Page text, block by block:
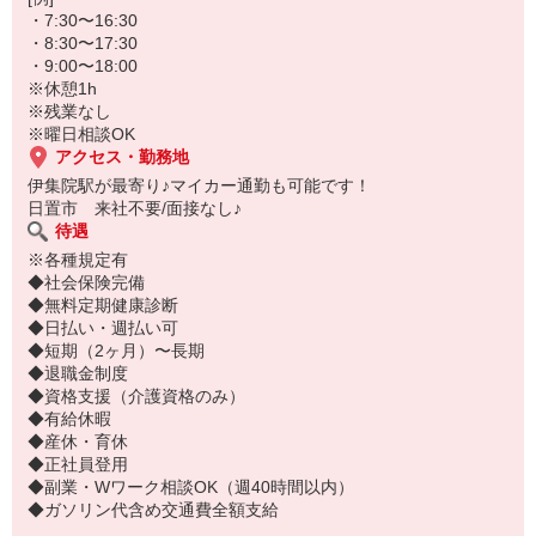
・7:30〜16:30
・8:30〜17:30
・9:00〜18:00
※休憩1h
※残業なし
※曜日相談OK
アクセス・勤務地
伊集院駅が最寄り♪マイカー通勤も可能です！
日置市 来社不要/面接なし♪
待遇
※各種規定有
◆社会保険完備
◆無料定期健康診断
◆日払い・週払い可
◆短期（2ヶ月）〜長期
◆退職金制度
◆資格支援（介護資格のみ）
◆有給休暇
◆産休・育休
◆正社員登用
◆副業・Wワーク相談OK（週40時間以内）
◆ガソリン代含め交通費全額支給